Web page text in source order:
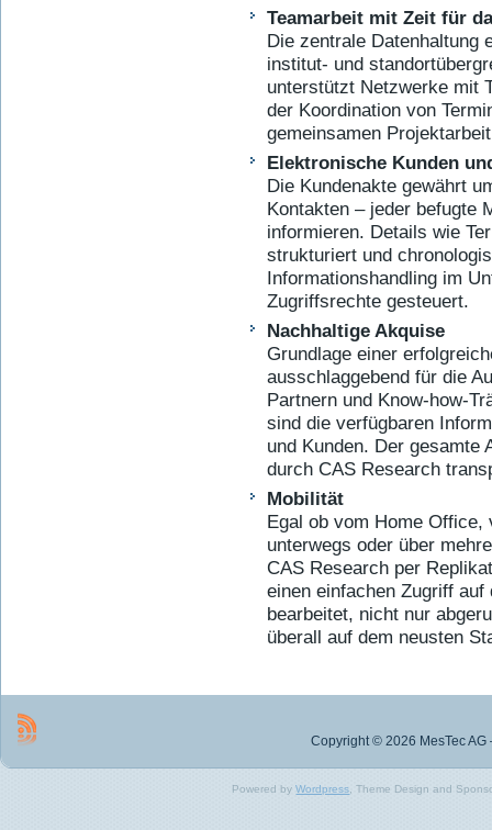
Teamarbeit mit Zeit für
Die zentrale Datenhaltung
institut- und
unterstützt Netzwerke mit
der Koordination von
gemeinsamen
Elektronische Kunden
Die Kundenakte gewährt
Kontakten – jeder befugte
informieren. Details wie
strukturiert und
Informationshandling im
Zugriffsrechte gesteuert.
Nachhaltige Akquise
Grundlage einer
ausschlaggebend für die
Partnern und Know-how-
sind die verfügbaren
und Kunden. Der gesamte
durch CAS Research
Mobilität
Egal ob vom Home Office,
unterwegs oder über
CAS Research per
einen einfachen Zugriff
bearbeitet, nicht nur
überall auf dem neusten
Copyright © 2026 MesTec
Powered byWordpress , Theme Design and